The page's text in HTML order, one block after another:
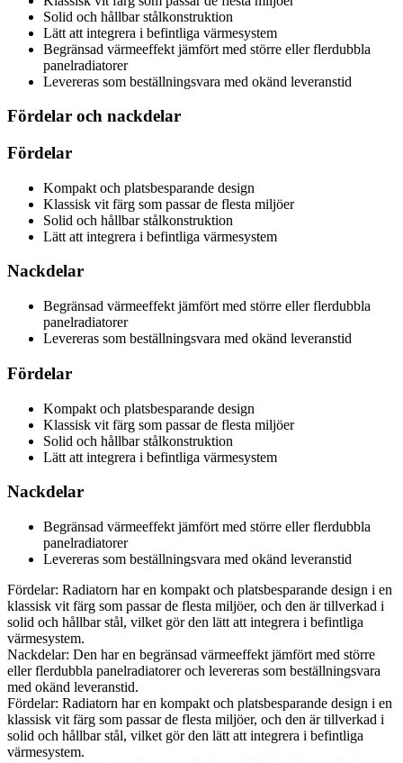
Solid och hållbar stålkonstruktion
Lätt att integrera i befintliga värmesystem
Begränsad värmeeffekt jämfört med större eller flerdubbla
panelradiatorer
Levereras som beställningsvara med okänd leveranstid
Fördelar och nackdelar
Fördelar
Kompakt och platsbesparande design
Klassisk vit färg som passar de flesta miljöer
Solid och hållbar stålkonstruktion
Lätt att integrera i befintliga värmesystem
Nackdelar
Begränsad värmeeffekt jämfört med större eller flerdubbla
panelradiatorer
Levereras som beställningsvara med okänd leveranstid
Fördelar
Kompakt och platsbesparande design
Klassisk vit färg som passar de flesta miljöer
Solid och hållbar stålkonstruktion
Lätt att integrera i befintliga värmesystem
Nackdelar
Begränsad värmeeffekt jämfört med större eller flerdubbla
panelradiatorer
Levereras som beställningsvara med okänd leveranstid
Fördelar: Radiatorn har en kompakt och platsbesparande design i en
klassisk vit färg som passar de flesta miljöer, och den är tillverkad i
solid och hållbar stål, vilket gör den lätt att integrera i befintliga
värmesystem.
Nackdelar: Den har en begränsad värmeeffekt jämfört med större
eller flerdubbla panelradiatorer och levereras som beställningsvara
med okänd leveranstid.
Fördelar: Radiatorn har en kompakt och platsbesparande design i en
klassisk vit färg som passar de flesta miljöer, och den är tillverkad i
solid och hållbar stål, vilket gör den lätt att integrera i befintliga
värmesystem.